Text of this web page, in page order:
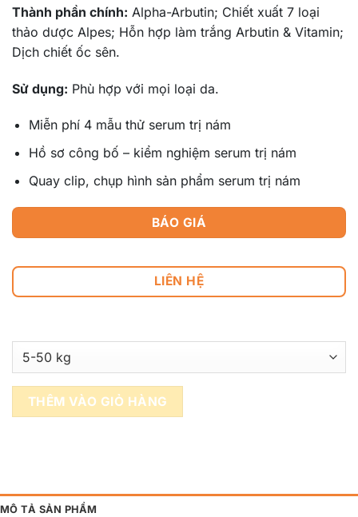
Thành phần chính: Alpha-Arbutin; Chiết xuất 7 loại
thảo dược Alpes; Hỗn hợp làm trắng Arbutin & Vitamin;
Dịch chiết ốc sên.
Sử dụng: Phù hợp với mọi loại da.
Miễn phí 4 mẫu thử serum trị nám
Hồ sơ công bố – kiểm nghiệm serum trị nám
Quay clip, chụp hình sản phẩm serum trị nám
BÁO GIÁ
LIÊN HỆ
THÊM VÀO GIỎ HÀNG
MÔ TẢ SẢN PHẨM